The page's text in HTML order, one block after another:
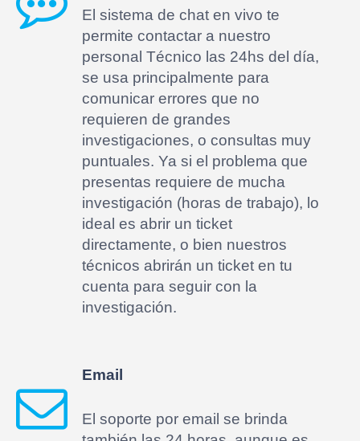
El sistema de chat en vivo te
permite contactar a nuestro
personal Técnico las 24hs del día,
se usa principalmente para
comunicar errores que no
requieren de grandes
investigaciones, o consultas muy
puntuales. Ya si el problema que
presentas requiere de mucha
investigación (horas de trabajo), lo
ideal es abrir un ticket
directamente, o bien nuestros
técnicos abrirán un ticket en tu
cuenta para seguir con la
investigación.
Email
El soporte por email se brinda